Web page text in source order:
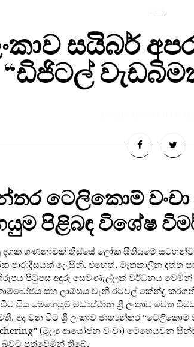
සයිබර්
“ඩිජිටල්
ටෙලිකොම් වංචා
පිළිබඳ විශේෂ
දශක ගණනාවක් තිස්සේ ලෝක සිතියමේ
පාරාදීසයක් ලෙසිනි. එහෙත්, මෑතකාලීන
පිටුපස අඳුරු සෙවණැල්ලක් වර්ධනය
සහ ලාඕසය වැනි රටවල් කේන්ද්‍ර
සිය මෙහෙයුම් මධ්‍යස්ථාන ශ්‍රී ලංකාව වෙත
අද වන විට ශ්‍රී ලංකාව ජාත්‍යන්තර “ටෙලිකොම්
(මූල්‍ය ආයෝජන වංචා) මෙහෙයවන
පත්වෙමින් තිබේ.